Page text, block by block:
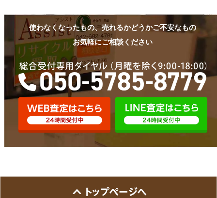
使わなくなったもの、売れるかどうかご不安なもの
お気軽にご相談ください